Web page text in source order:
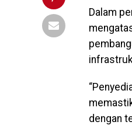
Dalam
dengan